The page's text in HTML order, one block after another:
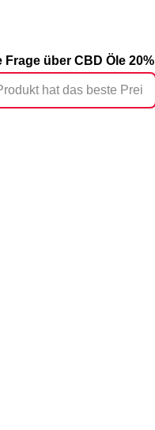
Frage über CBD Öle 20%